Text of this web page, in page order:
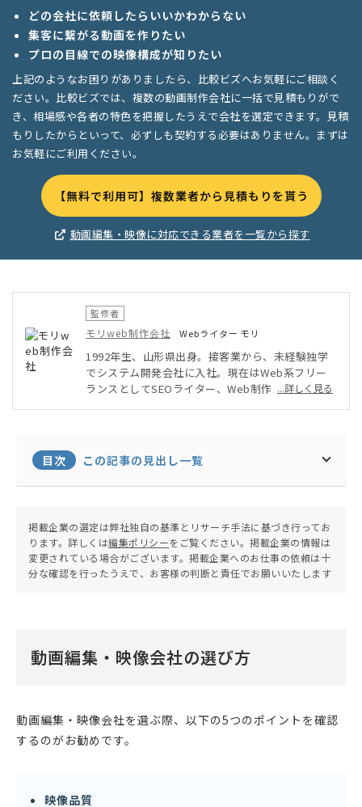
どの会社に依頼したらいいかわからない
集客に繋がる動画を作りたい
プロの目線での映像構成が知りたい
上記のようなお困りがありましたら、比較ビズへお気軽にご相談く
ださい。比較ビズでは、複数の動画制作会社に一括で見積もりがで
き、相場感や各者の特色を把握したうえで会社を選定できます。見積
もりしたからといって、必ずしも契約する必要はありません。まずは
お気軽にご利用ください。
【無料で利用可】複数業者から見積もりを貰う
動画編集・映像に対応できる業者を一覧から探す
監修者
モリweb制作会社 Webライター モリ
1992年生、山形県出身。接客業から、未経験独学
でシステム開発会社に入社。現在はWeb系フリー
ランスとしてSEOライター、Web制作、Webデザ
...詳しく見る
目次 この記事の見出し一覧
掲載企業の選定は弊社独自の基準とリサーチ手法に基づき行ってお
ります。詳しくは編集ポリシーをご覧ください。掲載企業の情報は
変更されている場合がございます。掲載企業へのお仕事の依頼は十
分な確認を行ったうえで、お客様の判断と責任でお願いいたします
動画編集・映像会社の選び方
動画編集・映像会社を選ぶ際、以下の5つのポイントを確認
するのがお勧めです。
映像品質